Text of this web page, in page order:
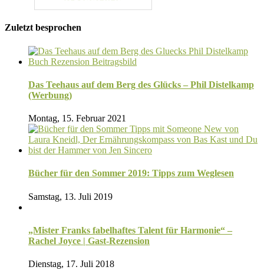
Zuletzt besprochen
Das Teehaus auf dem Berg des Glücks – Phil Distelkamp
(Werbung)
Montag, 15. Februar 2021
Bücher für den Sommer 2019: Tipps zum Weglesen
Samstag, 13. Juli 2019
„Mister Franks fabelhaftes Talent für Harmonie“ –
Rachel Joyce | Gast-Rezension
Dienstag, 17. Juli 2018